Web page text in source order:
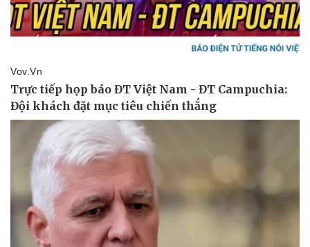
Bóng đá
Lịch thi đấu bóng đá
Thế giới thể thao
eSports
Hậu trường
Ô tô - Xe máy
Xe máy
Tư vấn